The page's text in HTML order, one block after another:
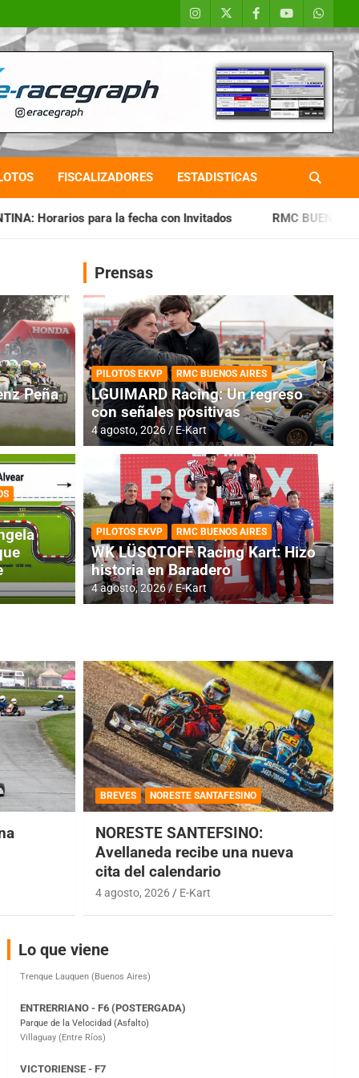
FISCALIZADORES ESTADISTICAS
con Invitados RMC BUENOS AIRES: Cerró una
Horarios para la
Peña
Prensas
PILOTOS EKVP RMC BUENOS AIRES
LGUIMARD Racing: Un regreso
con señales positivas
4 agosto, 2026 E-Kart
PILOTOS EKVP RMC BUENOS AIRES
WK LÜSQTOFF Racing Kart: Hizo
historia en Baradero
4 agosto, 2026 E-Kart
BREVES NORESTE SANTAFESINO
NORESTE SANTEFSINO:
Avellaneda recibe una nueva
cita del calendario
4 agosto, 2026 E-Kart
Lo que viene
COBERTURA ESPECIAL DE E-KART.COM.AR
IAME SERIES ARGENTINA 6
Ramiro Tot (Asfalto)
Baradero (Buenos Aires)
Ciudad de Trenque Lauquen (Asfalto)
Parque de la Velocidad (Asfalto)
El Cerro (Tierra)
Victoria (Entre Ríos)
Moto Club Reginense (Tierra)